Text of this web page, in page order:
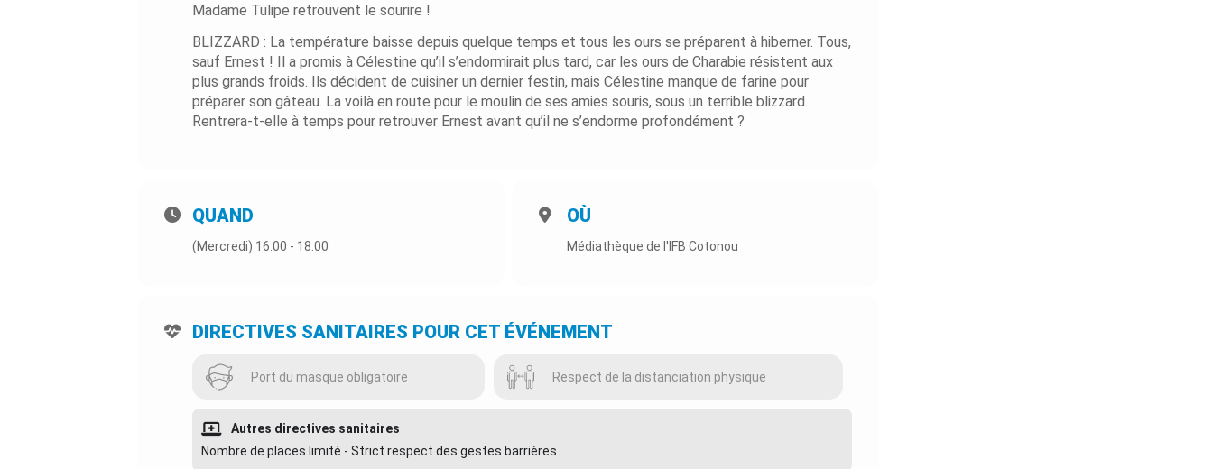
Madame Tulipe retrouvent le sourire !
BLIZZARD : La température baisse depuis quelque temps et tous les ours se préparent à hiberner. Tous,
sauf Ernest ! Il a promis à Célestine qu’il s’endormirait plus tard, car les ours de Charabie résistent aux
plus grands froids. Ils décident de cuisiner un dernier festin, mais Célestine manque de farine pour
préparer son gâteau. La voilà en route pour le moulin de ses amies souris, sous un terrible blizzard.
Rentrera-t-elle à temps pour retrouver Ernest avant qu’il ne s’endorme profondément ?
QUAND
(Mercredi) 16:00 - 18:00
OÙ
Médiathèque de l'IFB Cotonou
DIRECTIVES SANITAIRES POUR CET ÉVÉNEMENT
Port du masque obligatoire Respect de la distanciation physique
Autres directives sanitaires
Nombre de places limité - Strict respect des gestes barrières